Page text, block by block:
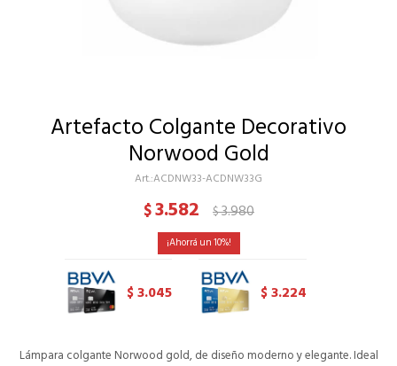
Artefacto Colgante Decorativo
Norwood Gold
ACDNW33-ACDNW33G
$3.582 $3.980
10
$3.045 $3.224
Lámpara colgante Norwood gold, de diseño moderno y elegante. Ideal